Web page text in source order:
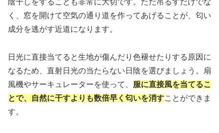
陰干しをすることも非常に大切です。ただ吊るすだけでな
く、窓を開けて空気の通り道を作ってあげることが、匂い
成分を逃がす近道になります。
日光に直接当てると生地が傷んだり色褪せたりする原因に
なるため、直射日光の当たらない日陰を選びましょう。扇
風機やサーキュレーターを使って、 服に直接風を当てるこ
とで、自然に干すよりも数倍早く匂いを消すことができま
す。